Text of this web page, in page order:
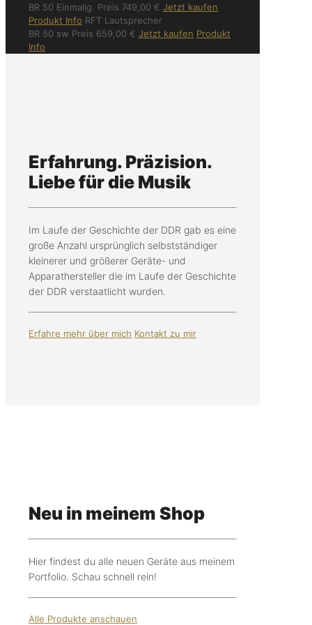
BR 50 Einmalig. Preis 749,00 € Jetzt kaufen
Produkt Info RFT Lautsprecher
BR 50 sw Preis 659,00 € Jetzt kaufen Produkt
Info
Erfahrung. Präzision.
Liebe für die Musik
Im Laufe der Geschichte der DDR gab es eine
große Anzahl ursprünglich selbstständiger
kleinerer und größerer Geräte- und
Apparathersteller die im Laufe der Geschichte
der DDR verstaatlicht wurden.
Erfahre mehr über mich Kontakt zu mir
Neu in meinem Shop
Hier findest du alle neuen Geräte aus meinem
Portfolio. Schau schnell rein!
Alle Produkte anschauen